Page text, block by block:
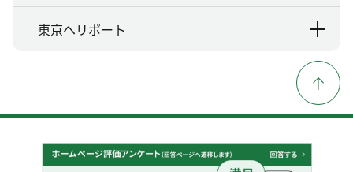
東京ヘリポート